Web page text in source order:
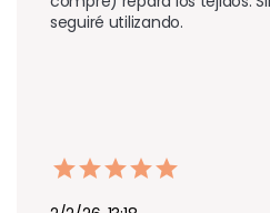
seguiré utilizando.